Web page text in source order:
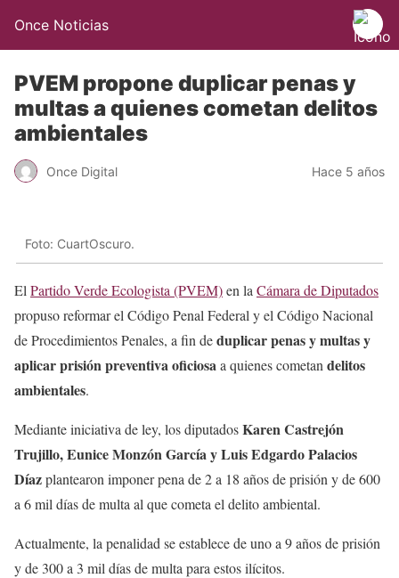
Once Noticias
PVEM propone duplicar penas y
multas a quienes cometan delitos
ambientales
Once Digital Hace 5 años
Foto: CuartOscuro.
El Partido Verde Ecologista (PVEM)en la Cámara de Diputados
propuso reformar el Código Penal Federal y el Código Nacional
de Procedimientos Penales, a fin deduplicar penas y multas y
aplicar prisión preventiva oficiosaa quienes cometan delitos
ambientales.
Mediante iniciativa de ley, los diputadosKaren Castrejón
Trujillo, Eunice Monzón García y Luis Edgardo Palacios
Díazplantearon imponer pena de 2 a 18 años de prisión y de 600
a 6 mil días de multa al que cometa el delito ambiental.
Actualmente, la penalidad se establece de uno a 9 años de prisión
y de 300 a 3 mil días de multa para estos ilícitos.